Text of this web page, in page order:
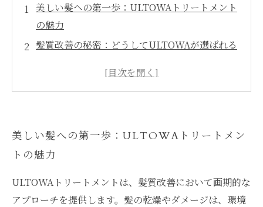
美しい髪への第一歩：ULTOWAトリートメント
の魅力
髪質改善の秘密：どうしてULTOWAが選ばれる
理想の髪に出会う瞬間：ULTOWAトリートメン
トの効果
自信を取り戻す髪質改善：ULTOWAの施術を受
けたお客様の声
美しい髪への第一歩：ULTOWAトリートメン
トの魅力
ULTOWAトリートメントは、髪質改善において画期的な
アプローチを提供します。髪の乾燥やダメージは、環境